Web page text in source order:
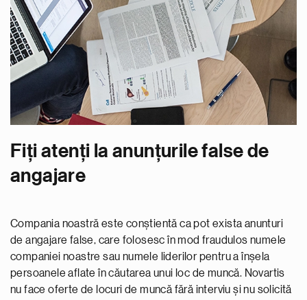
Fiți atenți la anunțurile false de
angajare
Compania noastră este conștientă ca pot exista anunturi
de angajare false, care folosesc în mod fraudulos numele
companiei noastre sau numele liderilor pentru a înșela
persoanele aflate în căutarea unui loc de muncă. Novartis
nu face oferte de locuri de muncă fără interviu și nu solicită